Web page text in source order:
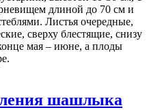
длиной до 70 см и
Листья очередные,
сверху блестящие, снизу
мая – июне, а плоды
шашлыка